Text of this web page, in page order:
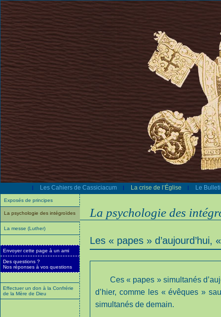
| Les Cahiers de Cassiciacum | La crise de l’Église | Le
Exposés de principes
La psychologie des intégroïdes
La messe (Luther)
Envoyer cette page à un ami
Des questions ?
Nos réponses à vos questions
Effectuer un don à la Confrérie
de la Mère de Dieu
La psychologie des
Les « papes » d’aujourd’hui,
Ces « papes » simultanés
d’hier, comme les « évêques »
simultanés de demain.